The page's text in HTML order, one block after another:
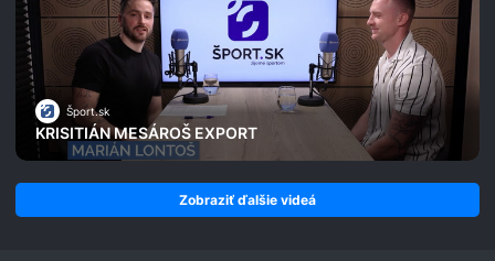
Šport.sk
KRISITIÁN MESÁROŠ EXPORT
Zobraziť ďalšie videá